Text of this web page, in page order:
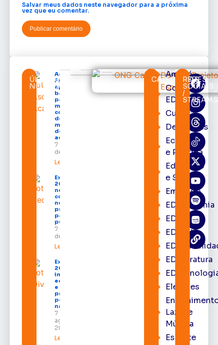
Salvar meus dados neste navegador para a próxima
vez que eu comentar.
ÚLTIMAS
NOTÍCIAS
Acácio
Favacho
apresenta
balanço
parcial do
mandato
com mais
de R$ 668
milhões
destinados
ao Amapá
7 de agosto
de 2026
Leia mais »
Expofeira
2026 começa
neste sábado
com shows,
negócios e
programação
para todos os
públicos
7 de agosto
de 2026
Leia mais »
Expofeira
2026
impulsiona
economia
e aumenta
procura
por hotéis
na capital
7 de
agosto de
2026
Leia mais »
CATEGORIAS
Amapá
Cortes
EDcast
Cultura
Destaques
Economia
e Política
Educação
e Saúde
Emprego
EDacademia
EDbrasília
EDcast
EDliteratura
Eleições
Lazer e
Música
Esporte
REDES
SOCIAIS
/
STREAMS